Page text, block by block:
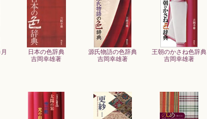
日本の色辞典
吉岡幸雄著
源氏物語の色辞典
吉岡幸雄著
王朝のかさね色辞典
吉岡幸雄著